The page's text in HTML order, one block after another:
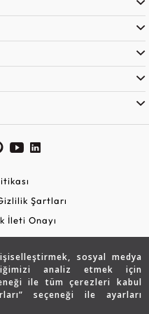
sosyal medya
analiz etmek için
ile tüm çerezleri kabul
seçeneği ile ayarları
Şartları
İleti Onayı
Metni